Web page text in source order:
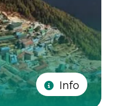
Info